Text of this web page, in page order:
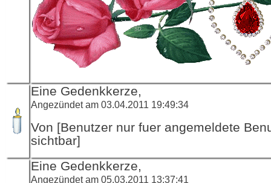
Eine Gedenkkerze,
Angezündet am 03.04.2011 19:49:34
Von [Benutzer nur fuer angemeldete
sichtbar]
Eine Gedenkkerze,
Angezündet am 05.03.2011 13:37:41